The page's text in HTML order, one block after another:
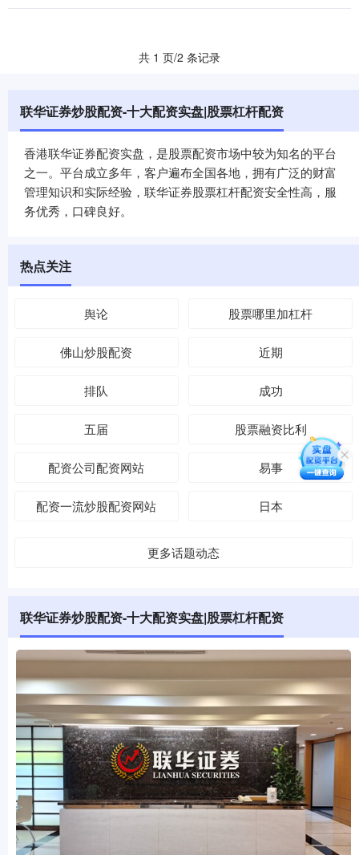
共 1 页/2 条记录
联华证券炒股配资-十大配资实盘|股票杠杆配资
香港联华证券配资实盘，是股票配资市场中较为知名的平台
之一。平台成立多年，客户遍布全国各地，拥有广泛的财富
管理知识和实际经验，联华证券股票杠杆配资安全性高，服
务优秀，口碑良好。
热点关注
舆论 股票哪里加杠杆
佛山炒股配资 近期
排队 成功
五届 股票融资比利
配资公司配资网站 易事
配资一流炒股配资网站 日本
更多话题动态
联华证券炒股配资-十大配资实盘|股票杠杆配资